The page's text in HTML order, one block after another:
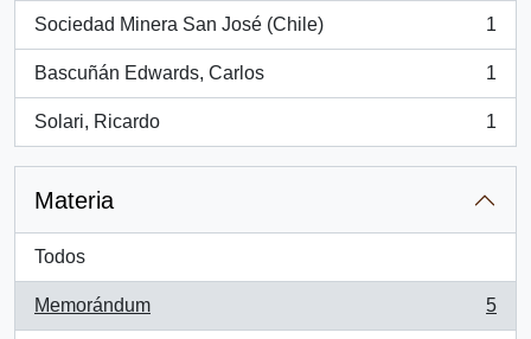
Sociedad Minera San José (Chile)
, 1 resultados
1
Bascuñán Edwards, Carlos
, 1 resultados
1
Solari, Ricardo
, 1 resultados
1
Materia
Todos
Memorándum
, 5 resultados
5